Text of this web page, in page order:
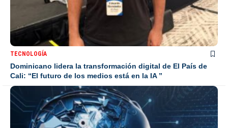
TECNOLOGÍA
Dominicano lidera la transformación digital de El País de
Cali: “El futuro de los medios está en la IA ”